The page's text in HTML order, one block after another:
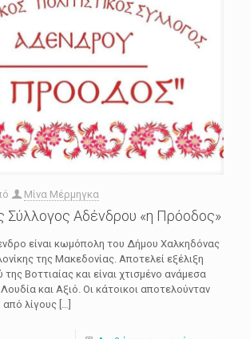
Μίνα Μέρμηγκα
Σύλλογος Αδένδρου «η Πρόοδος»
είναι κωμόπολη του Δήμου Χαλκηδόνας
της Μακεδονίας. Αποτελεί εξέλιξη
της Βοττιαίας και είναι χτισμένο ανάμεσα
και Αξιό. Οι κάτοικοι αποτελούνταν
λίγους […]